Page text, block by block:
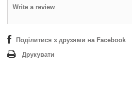
Write a review
Поділитися з друзями на Facebook
Друкувати